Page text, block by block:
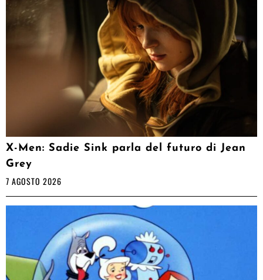
X-Men: Sadie Sink parla del futuro di Jean
Grey
7 AGOSTO 2026